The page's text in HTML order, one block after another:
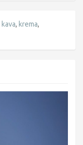
kava, krema,